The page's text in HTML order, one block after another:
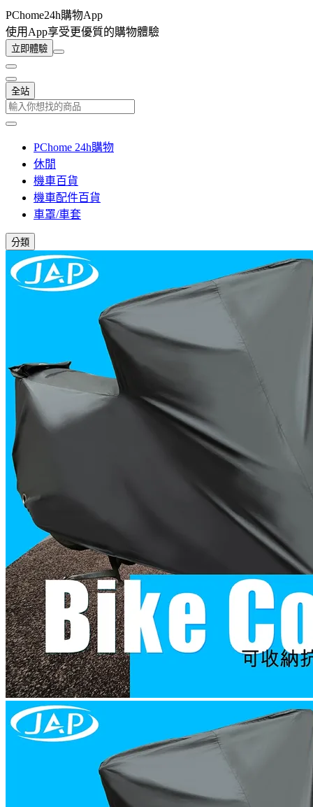
PChome24h購物App
使用App享受更優質的購物體驗
立即體驗
全站
PChome 24h購物
休閒
機車百貨
機車配件百貨
車罩/車套
分類